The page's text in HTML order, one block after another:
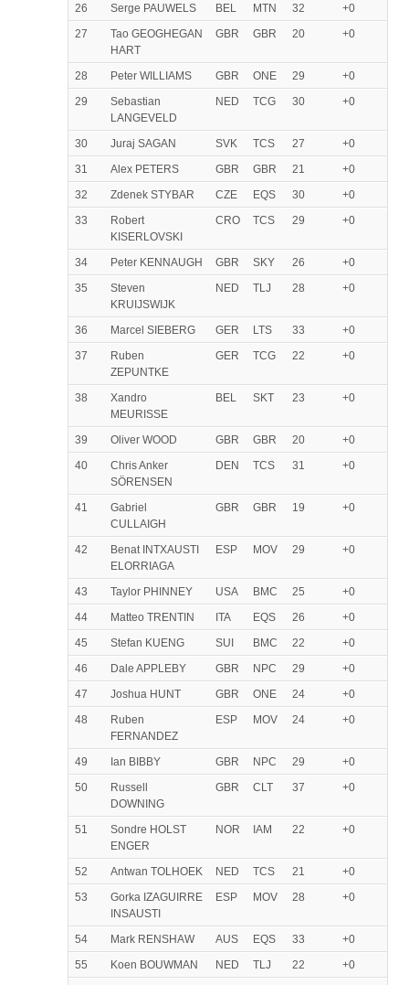
26 Serge PAUWELS BEL MTN 32
+0
27
Tao GEOGHEGAN
HART
GBR GBR 20 +0
28 Peter WILLIAMS GBR ONE 29
+0
29
Sebastian
LANGEVELD
NED TCG 30 +0
30 Juraj SAGAN SVK TCS 27
+0
31
Alex PETERS GBR GBR 21
+0
32
Zdenek STYBAR CZE EQS 30
+0
33
Robert
KISERLOVSKI
CRO TCS 29 +0
34 Peter KENNAUGH GBR SKY 26
+0
35
Steven
KRUIJSWIJK
NED TLJ 28 +0
36 Marcel SIEBERG GER LTS 33
+0
37
Ruben
ZEPUNTKE
GER TCG 22 +0
38
Xandro
MEURISSE
BEL SKT 23 +0
39 Oliver WOOD GBR GBR 20
+0
40
Chris Anker
SÖRENSEN
DEN TCS 31 +0
41
Gabriel
CULLAIGH
GBR GBR 19 +0
42
Benat INTXAUSTI
ELORRIAGA
ESP MOV 29 +0
43 Taylor PHINNEY USA BMC 25
+0
44
Matteo TRENTIN ITA EQS 26
+0
45
Stefan KUENG SUI BMC 22
+0
46
Dale APPLEBY GBR NPC 29
+0
47
Joshua HUNT GBR ONE 24
+0
48
Ruben
FERNANDEZ
ESP MOV 24 +0
49 Ian BIBBY GBR NPC 29
+0
50
Russell
DOWNING
GBR CLT 37 +0
51
Sondre HOLST
ENGER
NOR IAM 22 +0
52 Antwan TOLHOEK NED TCS 21
+0
53
Gorka IZAGUIRRE
INSAUSTI
ESP MOV 28 +0
54 Mark RENSHAW AUS EQS 33
+0
55
Koen BOUWMAN NED TLJ 22
+0